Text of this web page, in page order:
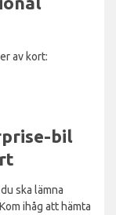
av kort:
bil
ska lämna
ihåg att hämta